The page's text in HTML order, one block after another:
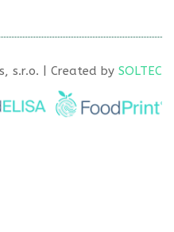
s.r.o. | Created by SOLTEC